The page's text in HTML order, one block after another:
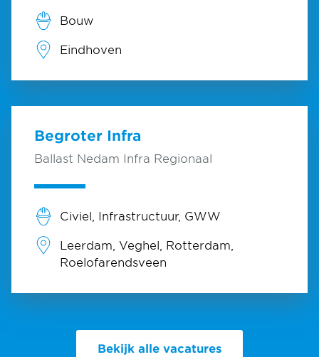
Bouw
Eindhoven
Begroter Infra
Ballast Nedam Infra Regionaal
Civiel, Infrastructuur, GWW
Leerdam, Veghel, Rotterdam,
Roelofarendsveen
Bekijk alle vacatures